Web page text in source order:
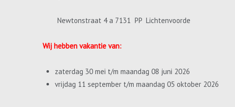
Newtonstraat 4 a 7131 PP Lichtenvoorde
Wij hebben vakantie van:
zaterdag 30 mei t/m maandag 08 juni 2026
vrijdag 11 september t/m maandag 05 oktober 2026